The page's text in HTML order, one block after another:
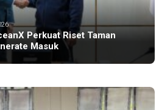
Perkuat Riset Taman
Masuk